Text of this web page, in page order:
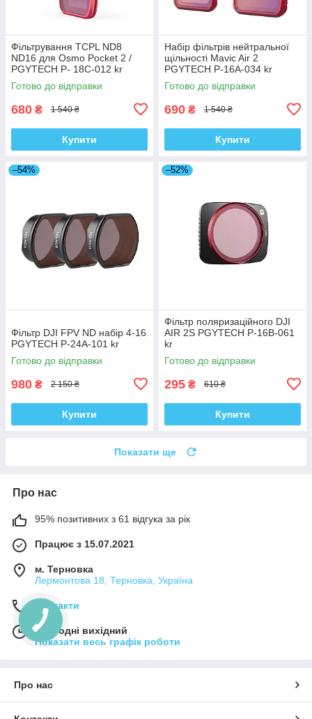
Фільтрування TCPL ND8
ND16 для Osmo Pocket 2 /
PGYTECH P- 18C-012 kr
Готово до відправки
680 ₴ 1 540 ₴
Купити
Набір фільтрів нейтральної
щільності Mavic Air 2
PGYTECH P-16A-034 kr
Готово до відправки
690 ₴ 1 540 ₴
Купити
–54%
Фільтр DJI FPV ND набір 4-16
PGYTECH P-24A-101 kr
Готово до відправки
980 ₴ 2 150 ₴
Купити
–52%
Фільтр поляризаційного DJI
AIR 2S PGYTECH P-16B-061
kr
Готово до відправки
295 ₴ 610 ₴
Купити
Показати ще
Про нас
95% позитивних з 61 відгука за рік
Працює з 15.07.2021
м. Терновка
Лермонтова 18, Терновка, Україна
Контакти
Сьогодні вихідний
Показати весь графік роботи
Про нас